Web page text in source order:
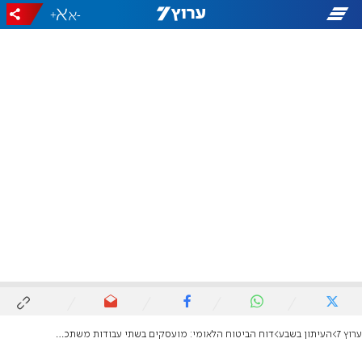
-
+
ערוץ 7 העיתון בשבע דוח הביטוח הלאומי: מועסקים בשתי עבודות משתכרים פחות ממועסקים במשרה אחת